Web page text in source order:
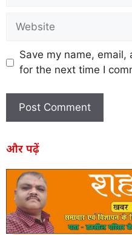
Save my name,
for the next time I
और पढ़ें